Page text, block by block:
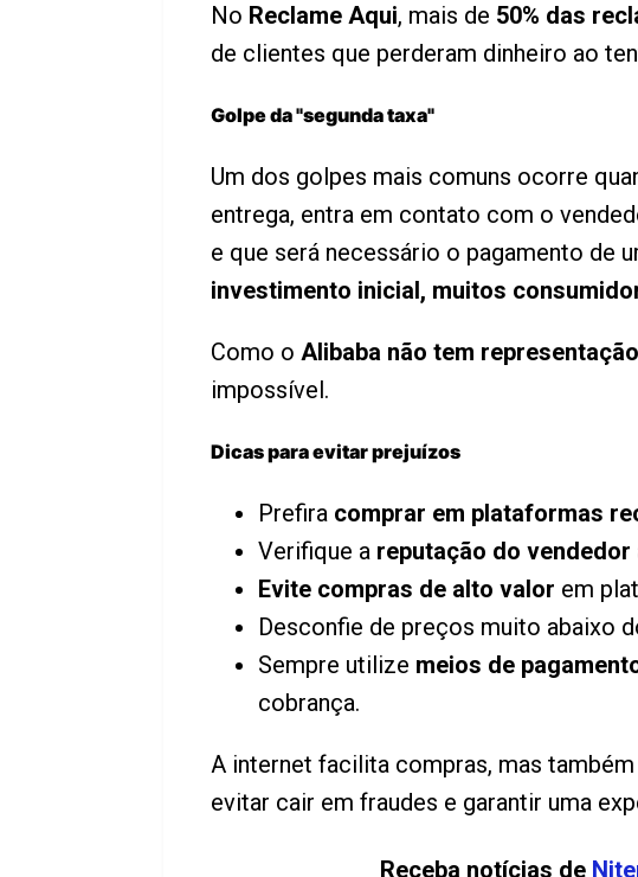
No Reclame Aqui, mais de 50% das
de clientes que perderam dinheiro ao
Golpe da "segunda taxa"
Um dos golpes mais comuns ocorre
entrega, entra em contato com o
e que será necessário o pagamento de
investimento inicial, muitos
Como o Alibaba não tem
impossível.
Dicas para evitar prejuízos
Prefira comprar em plataformas
Verifique a reputação do vendedor
Evite compras de alto valor em
Desconfie de preços muito abaixo
Sempre utilize meios de
cobrança.
A internet facilita compras, mas
evitar cair em fraudes e garantir uma
Receba notícias de